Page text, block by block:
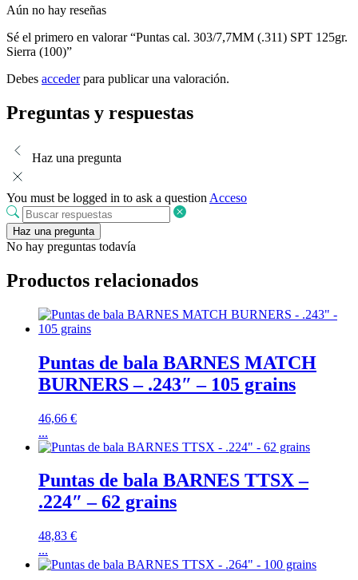
Aún no hay reseñas
Sé el primero en valorar “Puntas cal. 303/7,7MM (.311) SPT 125gr.
Sierra (100)”
Debes accederpara publicar una valoración.
Preguntas y respuestas
Haz una pregunta
You must be logged in to ask a question Acceso
Haz una pregunta
No hay preguntas todavía
Productos relacionados
Puntas de bala BARNES MATCH
BURNERS – .243″ – 105 grains
46,66 €
...
Puntas de bala BARNES TTSX –
.224″ – 62 grains
48,83 €
...